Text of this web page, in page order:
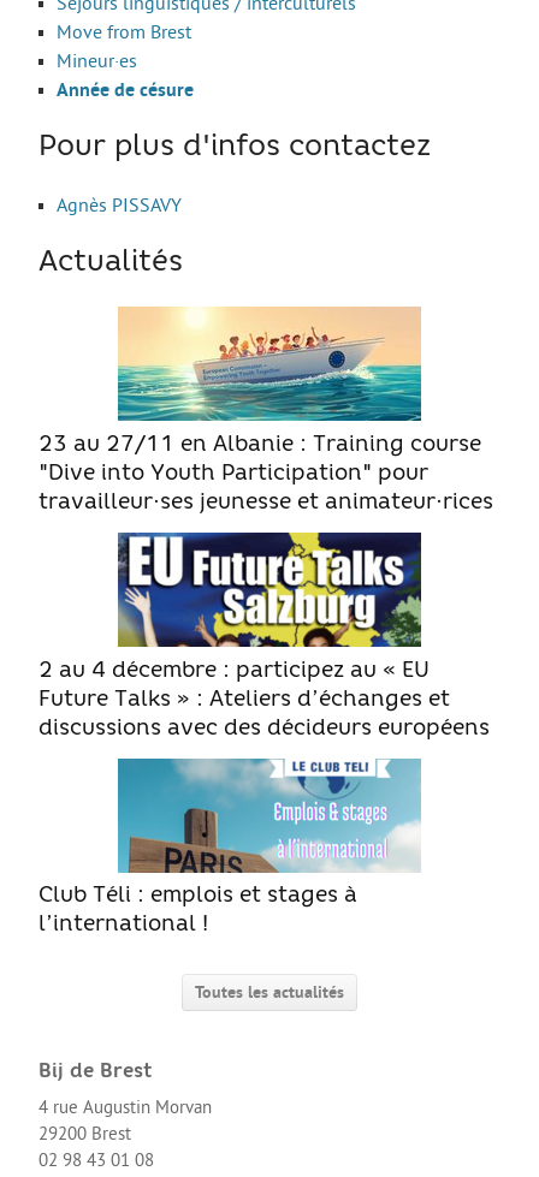
Bénévolat
Séjours linguistiques / interculturels
Move from Brest
Année de césure
LOGEMENT
Organiser la recherche d’un logement
Chercher un logement
Qui peut m’informer et m’accompagner ?
Les aides au logement
S’installer et vivre dans mon logement
Annonces logement
Partir en vacances
Le Sport
La Culture
SANTÉ
Mon corps, mon identité
Amour et sexualité
Excès et addictions
Mal-être
About us
Move from Brest
Mineur·es
Année de césure
Pour plus d'infos contactez
Agnès PISSAVY
Actualités
23 au 27/11 en Albanie : Training course
"Dive into Youth Participation" pour
travailleur·ses jeunesse et animateur·rices
2 au 4 décembre : participez au « EU
Future Talks » : Ateliers d’échanges et
discussions avec des décideurs européens
Club Téli : emplois et stages à
l’international !
Toutes les actualités
Bij de Brest
4 rue Augustin Morvan
29200 Brest
02 98 43 01 08